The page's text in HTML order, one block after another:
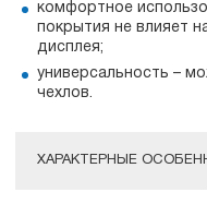
комфортное
покрытия не влияет
дисплея;
универсальность –
чехлов.
ХАРАКТЕРНЫЕ